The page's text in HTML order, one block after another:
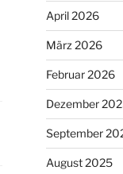
April 2026
März 2026
Februar 2026
Dezember
September
August 2025